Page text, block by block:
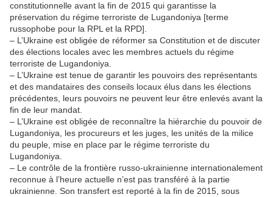
constitutionnelle avant la fin de 2015 qui garantisse la
préservation du régime terroriste de Lugandoniya [terme
russophobe pour la RPL et la RPD].
– L’Ukraine est obligée de réformer sa Constitution et de discuter
des élections locales avec les membres actuels du régime
terroriste de Lugandoniya.
– L’Ukraine est tenue de garantir les pouvoirs des représentants
et des mandataires des conseils locaux élus dans les élections
précédentes, leurs pouvoirs ne peuvent leur être enlevés avant la
fin de leur mandat.
– L’Ukraine est obligée de reconnaître la hiérarchie du pouvoir de
Lugandoniya, les procureurs et les juges, les unités de la milice
du peuple, mise en place par le régime terroriste du
Lugandoniya.
– Le contrôle de la frontière russo-ukrainienne internationalement
reconnue à l’heure actuelle n’est pas transféré à la partie
ukrainienne. Son transfert est reporté à la fin de 2015, sous